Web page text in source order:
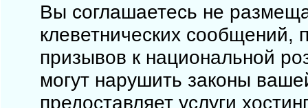
Вы соглашаетесь не
клеветнических сообщений,
призывов к национальной
могут нарушить законы
предоставляет услуги